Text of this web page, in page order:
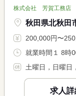
株式会社 芳賀工務店
秋田県北秋田
200,000円〜250,000円 ※フルタイ
就業時間１ 8時
土曜日，日曜日
求人